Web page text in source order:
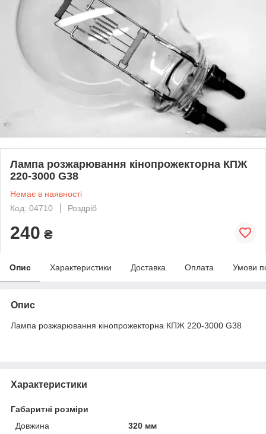
Лампа розжарювання кінопрожекторна КПЖ
220-3000 G38
Немає в наявності
Код: 04710
Роздріб
240 ₴
Опис Характеристики Доставка Оплата Умови
Опис
Лампа розжарювання кінопрожекторна КПЖ 220-3000 G38
Характеристики
Габаритні розміри
Довжина
320 мм